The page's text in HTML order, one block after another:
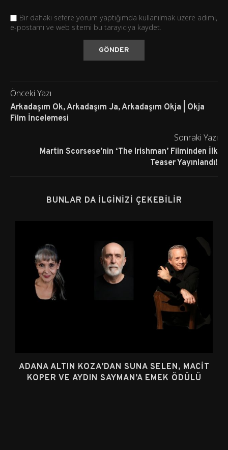
Bir dahaki sefere yorum yaptığımda kullanılmak üzere adımı,
e-postamı ve web sitemi bu tarayıcıya kaydet.
Önceki Yazı
Arkadaşım Ok, Arkadaşım Ja, Arkadaşım Okja | Okja
Film İncelemesi
Sonraki Yazı
Martin Scorsese’nin ‘The Irishman’ Filminden İlk
Teaser Yayınlandı!
BUNLAR DA İLGINIZI ÇEKEBILIR
ADANA ALTIN KOZA’DAN SUNA SELEN, MACIT
KOPER VE AYDIN SAYMAN’A EMEK ÖDÜLÜ